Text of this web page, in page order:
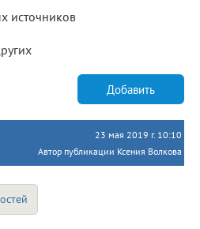
источников
Добавить
23 мая 2019 г. 10:10
Автор публикации Ксения Волкова